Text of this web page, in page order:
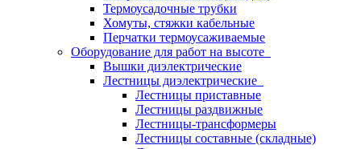
Термоусадочные трубки
Хомуты, стяжки кабельные
Перчатки термоусаживаемые
Оборудование для работ на высоте
Вышки диэлектрические
Лестницы диэлектрические
Лестницы приставные
Лестницы раздвижные
Лестницы-трансформеры
Лестницы составные (складные)